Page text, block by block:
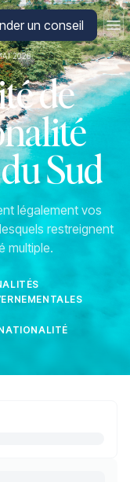
un conseil
2026
de
Sud
légalement vos
restreignent
multiple.